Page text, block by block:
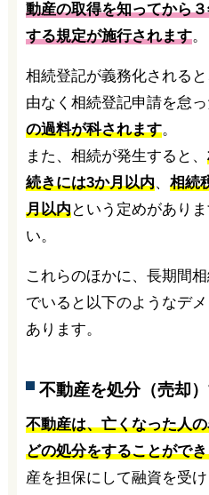
動産の取得を知ってから
する規定が施行されます。
相続登記が義務化される
由なく相続登記申請を怠っ
の過料が科されます。
また、相続が発生すると、
続きには3か月以内、 相続
月以内という定めがあり
い。
これらのほかに、長期間
でいると以下のようなデ
あります。
不動産を処分（売却
不動産は、亡くなった人
どの処分をすることがで
産を担保にして融資を受